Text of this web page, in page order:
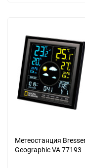
Метеостанция
Geographic VA 77193